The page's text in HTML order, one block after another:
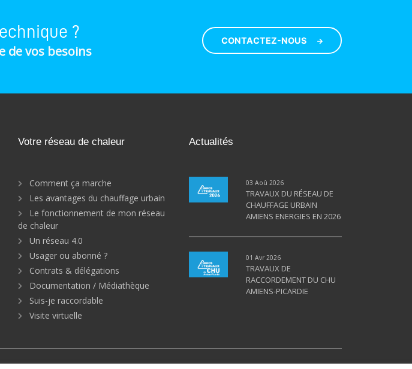
?
de vos besoins
CONTACTEZ-NOUS
Votre réseau de chaleur
Comment ça marche
Les avantages du chauffage urbain
Le fonctionnement de mon réseau
de chaleur
Un réseau 4.0
Usager ou abonné ?
Contrats & délégations
Documentation / Médiathèque
Suis-je raccordable
Visite virtuelle
Actualités
03 Aoû 2026
TRAVAUX DU RÉSEAU DE
CHAUFFAGE URBAIN
AMIENS ENERGIES EN 2026
01 Avr 2026
TRAVAUX DE
RACCORDEMENT DU CHU
AMIENS-PICARDIE